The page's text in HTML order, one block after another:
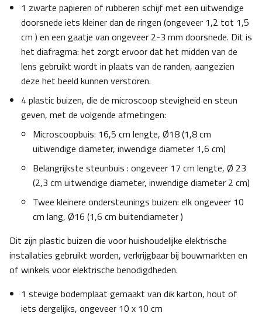
1 zwarte papieren of rubberen schijf met een uitwendige
doorsnede iets kleiner dan de ringen (ongeveer 1,2 tot 1,5
cm ) en een gaatje van ongeveer 2-3 mm doorsnede. Dit is
het diafragma: het zorgt ervoor dat het midden van de
lens gebruikt wordt in plaats van de randen, aangezien
deze het beeld kunnen verstoren.
4 plastic buizen, die de microscoop stevigheid en steun
geven, met de volgende afmetingen:
Microscoopbuis: 16,5 cm lengte, Ø18 (1,8 cm
uitwendige diameter, inwendige diameter 1,6 cm)
Belangrijkste steunbuis : ongeveer 17 cm lengte, Ø 23
(2,3 cm uitwendige diameter, inwendige diameter 2 cm)
Twee kleinere ondersteunings buizen: elk ongeveer 10
cm lang, Ø16 (1,6 cm buitendiameter )
Dit zijn plastic buizen die voor huishoudelijke elektrische
installaties gebruikt worden, verkrijgbaar bij bouwmarkten en
of winkels voor elektrische benodigdheden.
1 stevige bodemplaat gemaakt van dik karton, hout of
iets dergelijks, ongeveer 10 x 10 cm